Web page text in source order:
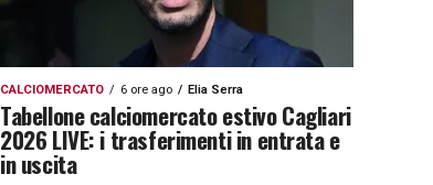
CALCIOMERCATO 6 ore ago Elia Serra
Tabellone calciomercato estivo Cagliari
2026 LIVE: i trasferimenti in entrata e
in uscita